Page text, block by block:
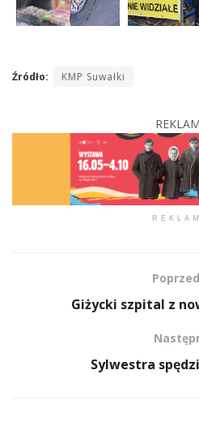
Źródło: KMP Suwałki
Giżycki szpital z
Sylwestra